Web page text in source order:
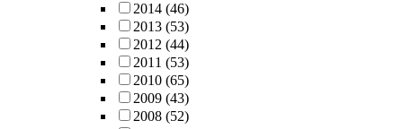
2014 (46)
2013 (53)
2012 (44)
2011 (53)
2010 (65)
2009 (43)
2008 (52)